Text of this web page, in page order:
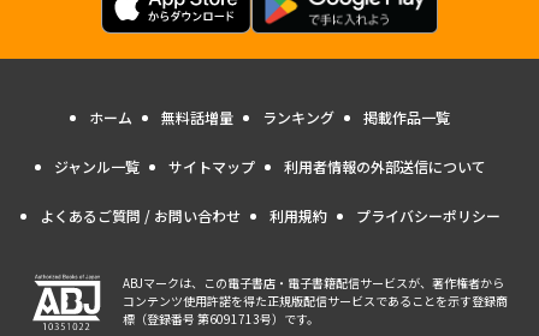
ホーム 無料話増量 ランキング 掲載作品一覧
ジャンル一覧 サイトマップ 利用者情報の外部送信について
よくあるご質問 / お問い合わせ 利用規約 プライバシーポリシー
ABJマークは、この電子書店・電子書籍配信サービスが、著作権者から
コンテンツ使用許諾を得た正規版配信サービスであることを示す登録商
標（登録番号 第6091713号）です。